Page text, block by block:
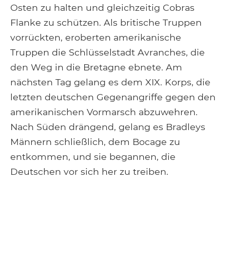
Osten zu halten und gleichzeitig Cobras
Flanke zu schützen. Als britische Truppen
vorrückten, eroberten amerikanische
Truppen die Schlüsselstadt Avranches, die
den Weg in die Bretagne ebnete. Am
nächsten Tag gelang es dem XIX. Korps, die
letzten deutschen Gegenangriffe gegen den
amerikanischen Vormarsch abzuwehren.
Nach Süden drängend, gelang es Bradleys
Männern schließlich, dem Bocage zu
entkommen, und sie begannen, die
Deutschen vor sich her zu treiben.